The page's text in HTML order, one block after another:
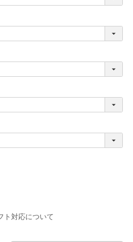
ト対応について